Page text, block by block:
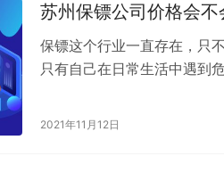
苏州保镖公司价格会不
保镖这个行业一直存在，只
只有自己在日常生活中遇到
2021年11月12日